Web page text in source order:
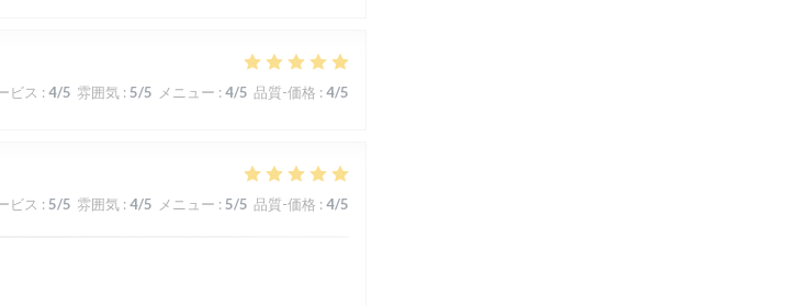
ビス : 4/5 雰囲気 : 5/5 メニュー : 4/5 品質-価格 : 4/5
ビス : 5/5 雰囲気 : 4/5 メニュー : 5/5 品質-価格 : 4/5